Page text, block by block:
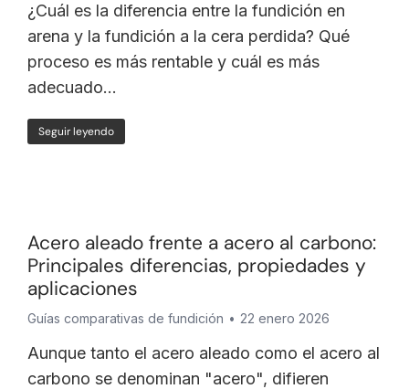
¿Cuál es la diferencia entre la fundición en
arena y la fundición a la cera perdida? Qué
proceso es más rentable y cuál es más
adecuado...
Seguir leyendo
Acero aleado frente a acero al carbono:
Principales diferencias, propiedades y
aplicaciones
Guías comparativas de fundición 22 enero 2026
Aunque tanto el acero aleado como el acero al
carbono se denominan "acero", difieren